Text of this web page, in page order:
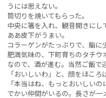
うには思えない。
筒切りを焼いてもらった。
中央に箸を入れ、観音開きにし
ああ皮下がうまい。
コラーゲンがたっぷりで、脂に
肥満気味の、下町育ちのタチウ
なので、酒が進む。当然ご飯で
「おいしいわ」と、顔をほころ
「本当はね、もっとおいしい
でかい仲間がいるの。長さが